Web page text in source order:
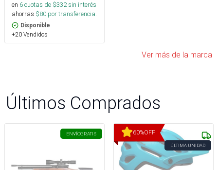
en 6cuotas de $332sin interés
ahorras $80 por transferencia.
Disponible
+20 Vendidos
Ver más de la marca
Últimos Comprados
ENVÍOGRATIS 60%OFF
ÚLTIMA UNIDAD